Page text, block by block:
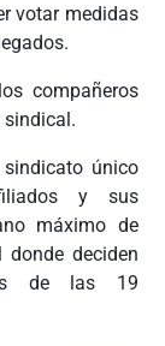
votar medidas
compañeros
sindical.
único
y sus
máximo de
deciden
de las 19